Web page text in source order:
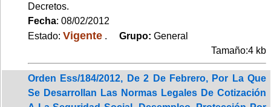
Decretos.
Fecha: 08/02/2012
Estado: Vigente . Grupo: General
Tamaño:4 kb
Orden Ess/184/2012, De 2 De Febrero, Por La Que
Se Desarrollan Las Normas Legales De Cotización